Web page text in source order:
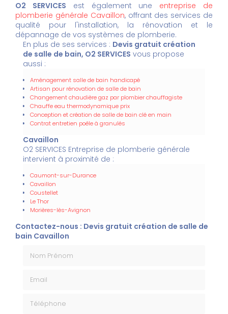
O2 SERVICES est également une entreprise de
plomberie générale Cavaillon, offrant des services de
qualité pour l'installation, la rénovation et le
dépannage de vos systèmes de plomberie.
En plus de ses services : Devis gratuit création
de salle de bain, O2 SERVICES vous propose
aussi :
Aménagement salle de bain handicapé
Artisan pour rénovation de salle de bain
Changement chaudière gaz par plombier chauffagiste
Chauffe eau thermodynamique prix
Conception et création de salle de bain clé en main
Contrat entretien poêle à granulés
Cavaillon
O2 SERVICES Entreprise de plomberie générale
intervient à proximité de :
Caumont-sur-Durance
Cavaillon
Coustellet
Le Thor
Morières-lès-Avignon
Contactez-nous : Devis gratuit création de salle de
bain Cavaillon